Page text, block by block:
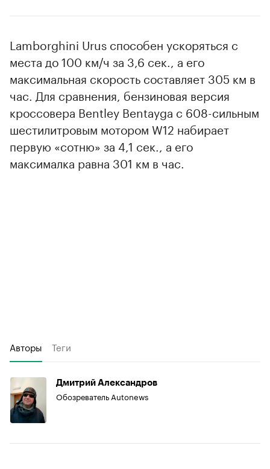
Lamborghini Urus способен ускоряться с
места до 100 км/ч за 3,6 сек., а его
максимальная скорость составляет 305 км в
час. Для сравнения, бензиновая версия
кроссовера Bentley Bentayga c 608-сильным
шестилитровым мотором W12 набирает
первую «сотню» за 4,1 сек., а его
максималка равна 301 км в час.
Авторы Теги
Дмитрий Александров
Обозреватель Autonews